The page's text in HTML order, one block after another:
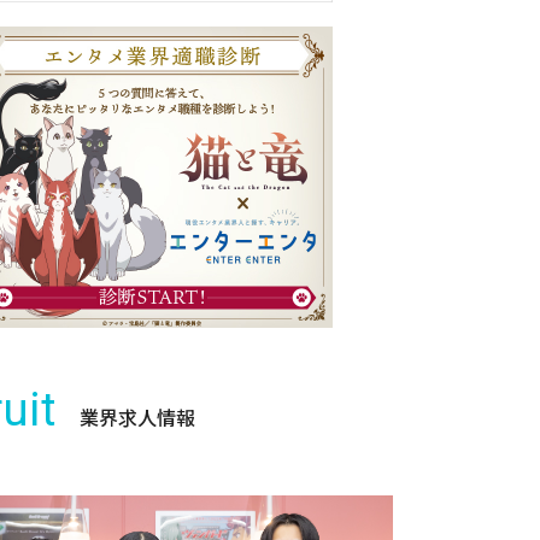
業界求人情報